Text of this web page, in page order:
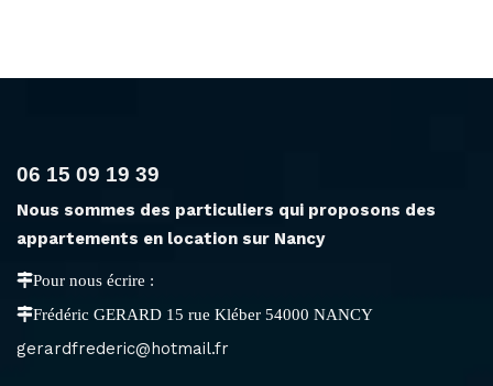
06 15 09 19 39
Nous sommes des particuliers qui proposons des
appartements en location sur Nancy
Pour nous écrire :
Frédéric GERARD 15 rue Kléber 54000 NANCY
gerardfrederic@hotmail.fr